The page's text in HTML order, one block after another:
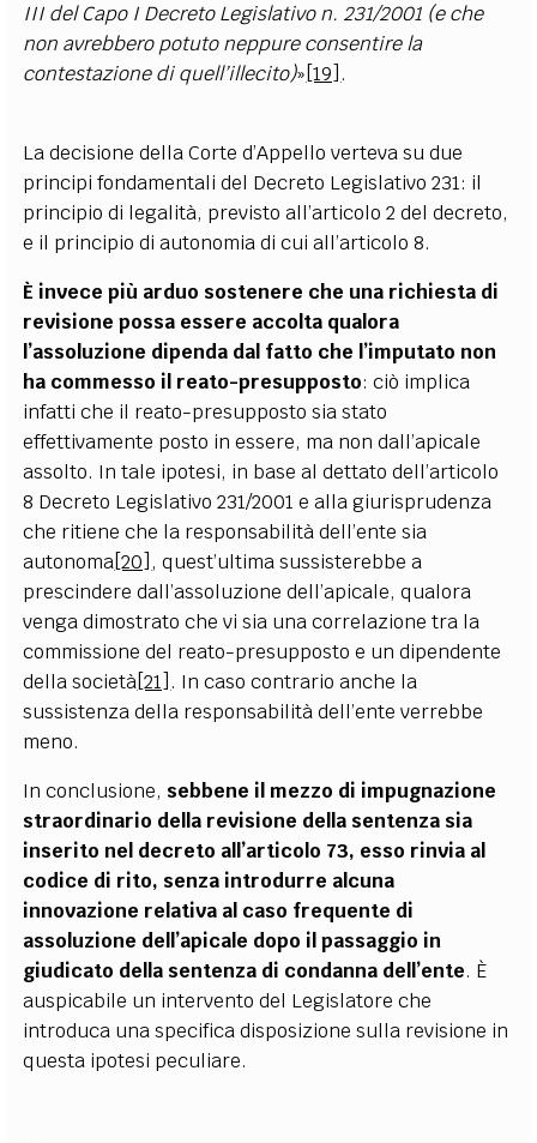
III del Capo I Decreto Legislativo n. 231/2001 (e che
non avrebbero potuto neppure consentire la
contestazione di quell’illecito)»[19] .
La decisione della Corte d’Appello verteva su due
principi fondamentali del Decreto Legislativo 231: il
principio di legalità, previsto all’articolo 2 del decreto,
e il principio di autonomia di cui all’articolo 8.
È invece più arduo sostenere che una richiesta di
revisione possa essere accolta qualora
l’assoluzione dipenda dal fatto che l’imputato non
ha commesso il reato-presupposto: ciò implica
infatti che il reato-presupposto sia stato
effettivamente posto in essere, ma non dall’apicale
assolto. In tale ipotesi, in base al dettato dell’articolo
8 Decreto Legislativo 231/2001 e alla giurisprudenza
che ritiene che la responsabilità dell’ente sia
autonoma[20] , quest’ultima sussisterebbe a
prescindere dall’assoluzione dell’apicale, qualora
venga dimostrato che vi sia una correlazione tra la
commissione del reato-presupposto e un dipendente
della società[21] . In caso contrario anche la
sussistenza della responsabilità dell’ente verrebbe
meno.
In conclusione, sebbene il mezzo di impugnazione
straordinario della revisione della sentenza sia
inserito nel decreto all’articolo 73, esso rinvia al
codice di rito, senza introdurre alcuna
innovazione relativa al caso frequente di
assoluzione dell’apicale dopo il passaggio in
giudicato della sentenza di condanna dell’ente. È
auspicabile un intervento del Legislatore che
introduca una specifica disposizione sulla revisione in
questa ipotesi peculiare.